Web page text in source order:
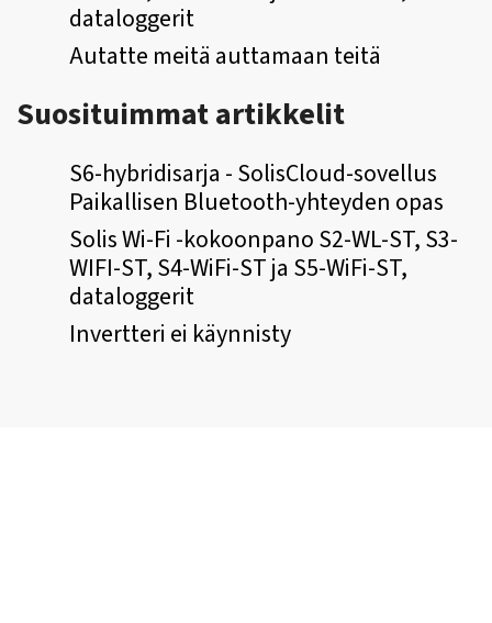
dataloggerit
Autatte meitä auttamaan teitä
Suosituimmat artikkelit
S6-hybridisarja - SolisCloud-sovellus
Paikallisen Bluetooth-yhteyden opas
Solis Wi-Fi -kokoonpano S2-WL-ST, S3-
WIFI-ST, S4-WiFi-ST ja S5-WiFi-ST,
dataloggerit
Invertteri ei käynnisty